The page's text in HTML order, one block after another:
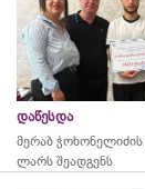
დაწესდა
მერაბ ჭოხონელიძის
ლარს შეადგენს